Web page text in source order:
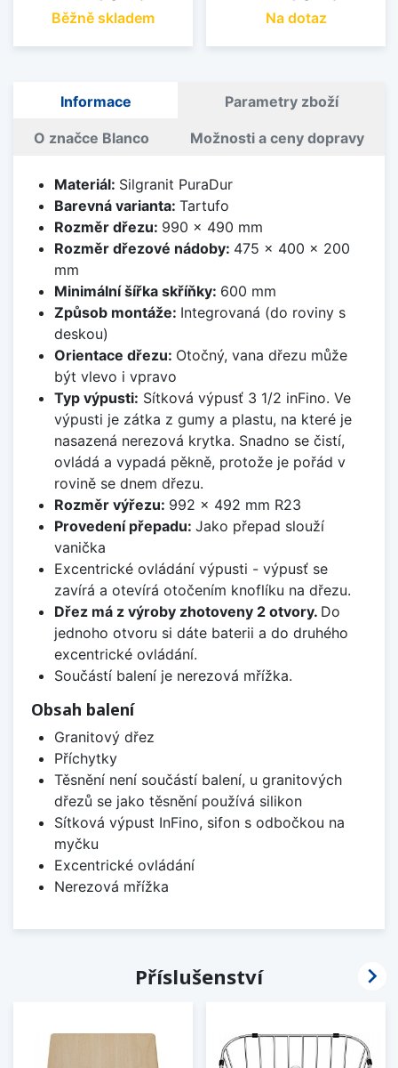
Běžně skladem Na dotaz
Informace Parametry zboží
O značce Blanco Možnosti a ceny dopravy
Materiál: Silgranit PuraDur
Barevná varianta: Tartufo
Rozměr dřezu: 990 x 490 mm
Rozměr dřezové nádoby: 475 x 400 x 200
mm
Minimální šířka skříňky: 600 mm
Způsob montáže: Integrovaná (do roviny s
deskou)
Orientace dřezu: Otočný, vana dřezu může
být vlevo i vpravo
Typ výpusti: Sítková výpusť 3 1/2 inFino. Ve
výpusti je zátka z gumy a plastu, na které je
nasazená nerezová krytka. Snadno se čistí,
ovládá a vypadá pěkně, protože je pořád v
rovině se dnem dřezu.
Rozměr výřezu: 992 x 492 mm R23
Provedení přepadu: Jako přepad slouží
vanička
Excentrické ovládání výpusti - výpusť se
zavírá a otevírá otočením knoflíku na dřezu.
Dřez má z výroby zhotoveny 2 otvory. Do
jednoho otvoru si dáte baterii a do druhého
excentrické ovládání.
Součástí balení je nerezová mřížka.
Obsah balení
Granitový dřez
Příchytky
Těsnění není součástí balení, u granitových
dřezů se jako těsnění používá silikon
Sítková výpust InFino, sifon s odbočkou na
myčku
Excentrické ovládání
Nerezová mřížka
Příslušenství 